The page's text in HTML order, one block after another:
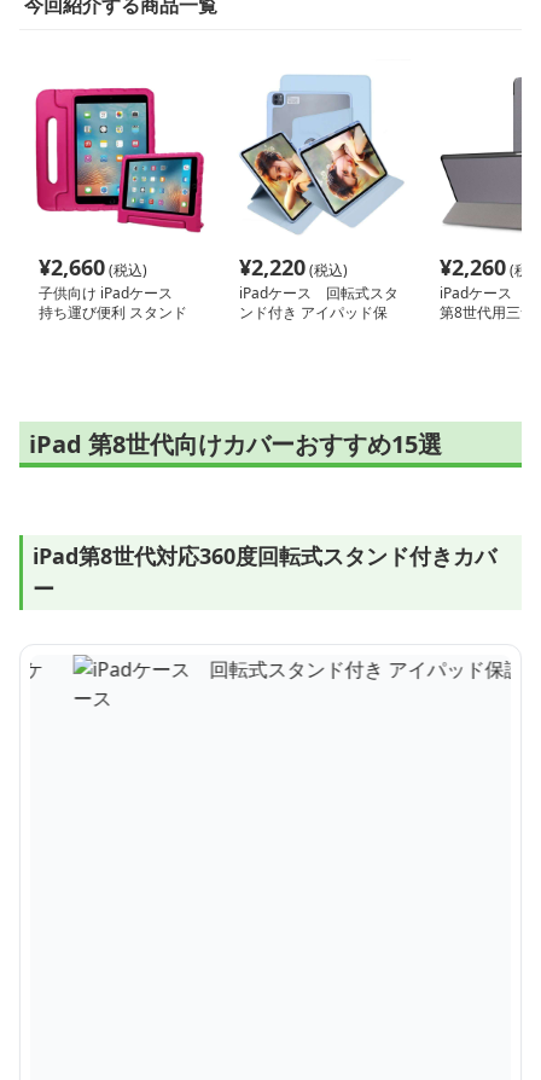
¥2,660(税込)
子供向け iPadケース
持ち運び便利 スタンド
¥2,220(税込)
iPadケース 回転式スタ
ンド付き アイパッド保
¥2,260(税
iPadケース
第8世代用三つ
iPad 第8世代向けカバーおすすめ15選
iPad第8世代対応360度回転式スタンド付きカバ
ー